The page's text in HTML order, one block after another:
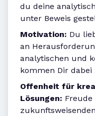
du deine
unter Beweis
Motivation: Du
an
analytischen und
kommen Dir dabei
Offenheit für
Lösungen: